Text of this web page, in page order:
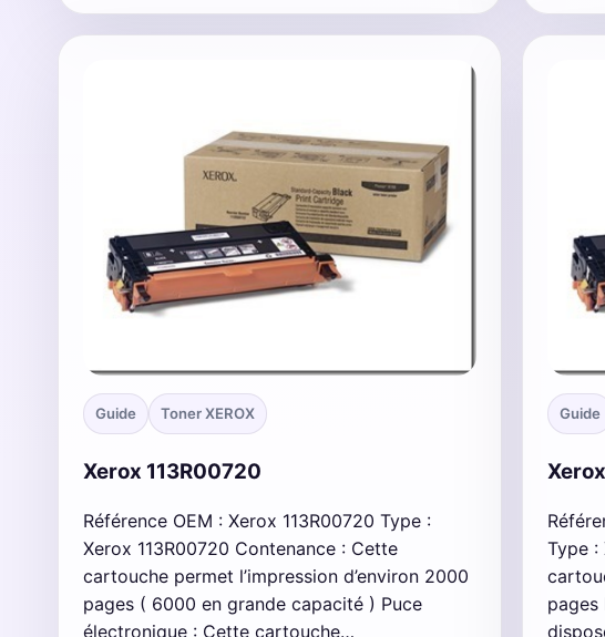
Guide Toner XEROX
Xerox 113R00720
Référence OEM : Xerox 113R00720 Type :
Xerox 113R00720 Contenance : Cette
cartouche permet l’impression d’environ 2000
pages ( 6000 en grande capacité ) Puce
électronique : Cette cartouche…
Guide
Type :
pages